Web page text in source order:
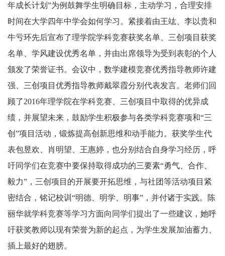
年成长计划”为例鼓舞学生明确目标，主动学习，合理安排
时间在大学四年中学会如何学习。紧接着由王竑、李以贵和
牛亏环先后宣布了理学院学科竞赛获奖名单、三创项目获奖
名单、学风建设优秀名单，并由出席领导为受到表彰的个人
颁发了荣誉证书。会议中，数学建模竞赛优秀指导教师许建
强、三创项目优秀指导教师戴翠霞分别代表发言。老师们回
顾了2016年理学院在学科竞赛、三创项目中取得的优异成
绩，并展望未来，鼓励学生积极参与各类学科竞赛项和“三
创”项目活动，锻炼提高创新思维和动手能力。获奖学生代
表包昱欢、肖明望、王惠婷，也分别结合自身学习经历，呼
吁同学们在竞赛中要保持取得成功的三要素“勇气、合作、
毅力”，三创项目的开展要开拓思维，与社团等活动项目紧
密结合，铭记校训“明德、明学、明事”，并付诸于实践。陈
丽华就学科竞赛等学习方面向同学们提出了一些建议，她呼
吁获奖教师以现有荣誉为新的起点，为学生发展加油蓄力、
插上最好的翅膀。